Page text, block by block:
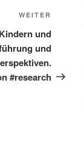
Beitrag
WEITER
und
und
#research